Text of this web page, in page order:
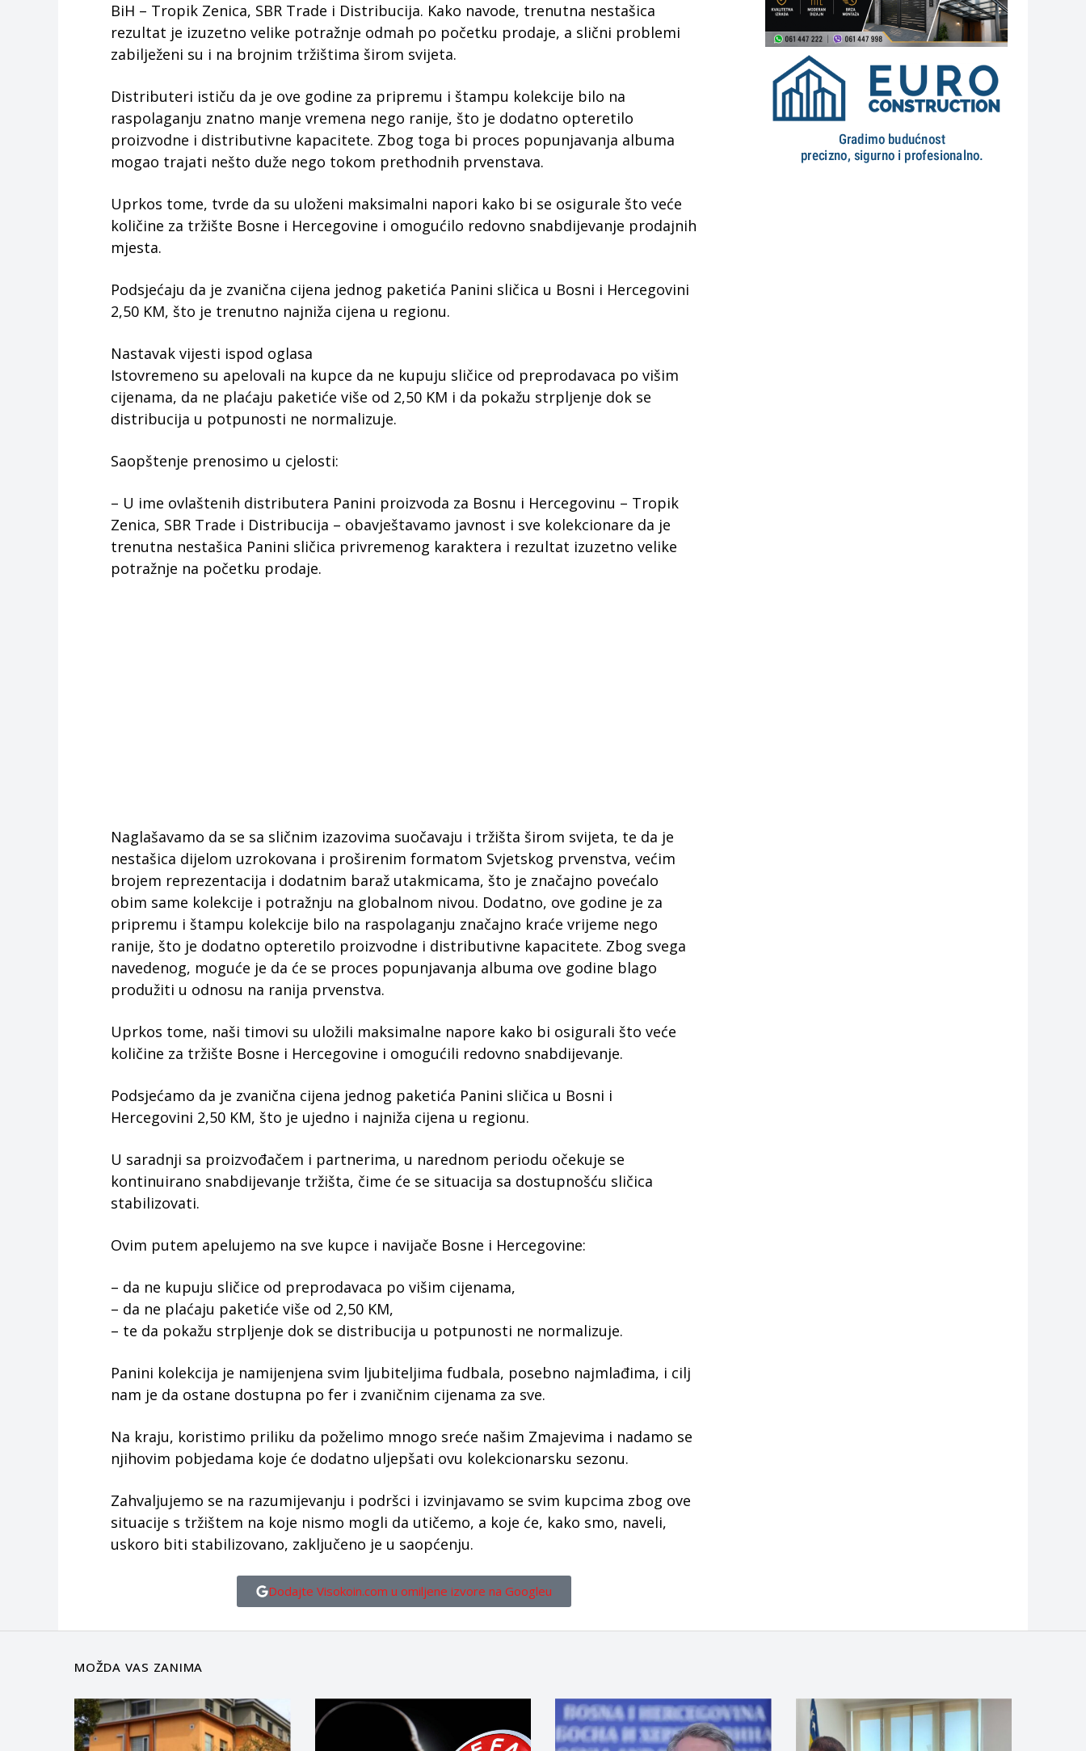
BiH – Tropik Zenica, SBR Trade i Distribucija. Kako navode, trenutna nestašica
rezultat je izuzetno velike potražnje odmah po početku prodaje, a slični problemi
zabilježeni su i na brojnim tržištima širom svijeta.
Distributeri ističu da je ove godine za pripremu i štampu kolekcije bilo na
raspolaganju znatno manje vremena nego ranije, što je dodatno opteretilo
proizvodne i distributivne kapacitete. Zbog toga bi proces popunjavanja albuma
mogao trajati nešto duže nego tokom prethodnih prvenstava.
Uprkos tome, tvrde da su uloženi maksimalni napori kako bi se osigurale što veće
količine za tržište Bosne i Hercegovine i omogućilo redovno snabdijevanje prodajnih
mjesta.
Podsjećaju da je zvanična cijena jednog paketića Panini sličica u Bosni i Hercegovini
2,50 KM, što je trenutno najniža cijena u regionu.
Nastavak vijesti ispod oglasa
Istovremeno su apelovali na kupce da ne kupuju sličice od preprodavaca po višim
cijenama, da ne plaćaju paketiće više od 2,50 KM i da pokažu strpljenje dok se
distribucija u potpunosti ne normalizuje.
Saopštenje prenosimo u cjelosti:
– U ime ovlaštenih distributera Panini proizvoda za Bosnu i Hercegovinu – Tropik
Zenica, SBR Trade i Distribucija – obavještavamo javnost i sve kolekcionare da je
trenutna nestašica Panini sličica privremenog karaktera i rezultat izuzetno velike
potražnje na početku prodaje.
Naglašavamo da se sa sličnim izazovima suočavaju i tržišta širom svijeta, te da je
nestašica dijelom uzrokovana i proširenim formatom Svjetskog prvenstva, većim
brojem reprezentacija i dodatnim baraž utakmicama, što je značajno povećalo
obim same kolekcije i potražnju na globalnom nivou. Dodatno, ove godine je za
pripremu i štampu kolekcije bilo na raspolaganju značajno kraće vrijeme nego
ranije, što je dodatno opteretilo proizvodne i distributivne kapacitete. Zbog svega
navedenog, moguće je da će se proces popunjavanja albuma ove godine blago
produžiti u odnosu na ranija prvenstva.
Uprkos tome, naši timovi su uložili maksimalne napore kako bi osigurali što veće
količine za tržište Bosne i Hercegovine i omogućili redovno snabdijevanje.
Podsjećamo da je zvanična cijena jednog paketića Panini sličica u Bosni i
Hercegovini 2,50 KM, što je ujedno i najniža cijena u regionu.
U saradnji sa proizvođačem i partnerima, u narednom periodu očekuje se
kontinuirano snabdijevanje tržišta, čime će se situacija sa dostupnošću sličica
stabilizovati.
Ovim putem apelujemo na sve kupce i navijače Bosne i Hercegovine:
– da ne kupuju sličice od preprodavaca po višim cijenama,
– da ne plaćaju paketiće više od 2,50 KM,
– te da pokažu strpljenje dok se distribucija u potpunosti ne normalizuje.
Panini kolekcija je namijenjena svim ljubiteljima fudbala, posebno najmlađima, i cilj
nam je da ostane dostupna po fer i zvaničnim cijenama za sve.
Na kraju, koristimo priliku da poželimo mnogo sreće našim Zmajevima i nadamo se
njihovim pobjedama koje će dodatno uljepšati ovu kolekcionarsku sezonu.
Zahvaljujemo se na razumijevanju i podršci i izvinjavamo se svim kupcima zbog ove
situacije s tržištem na koje nismo mogli da utičemo, a koje će, kako smo, naveli,
uskoro biti stabilizovano, zaključeno je u saopćenju.
Dodajte Visokoin.com u omiljene izvore na Googleu
MOŽDA VAS ZANIMA